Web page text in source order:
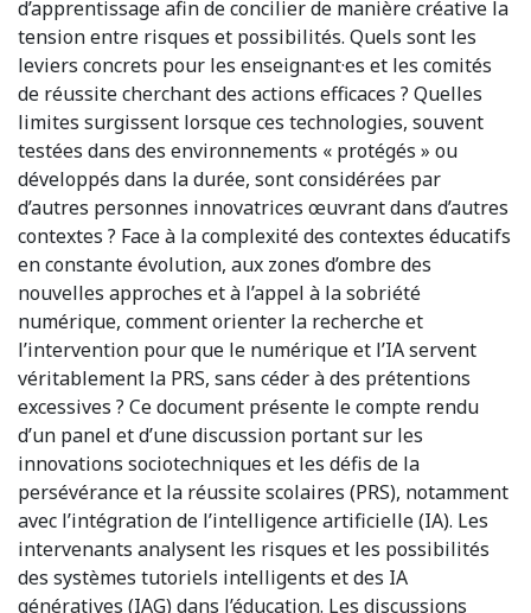
d’apprentissage afin de concilier de manière créative la
tension entre risques et possibilités. Quels sont les
leviers concrets pour les enseignant·es et les comités
de réussite cherchant des actions efficaces ? Quelles
limites surgissent lorsque ces technologies, souvent
testées dans des environnements « protégés » ou
développés dans la durée, sont considérées par
d’autres personnes innovatrices œuvrant dans d’autres
contextes ? Face à la complexité des contextes éducatifs
en constante évolution, aux zones d’ombre des
nouvelles approches et à l’appel à la sobriété
numérique, comment orienter la recherche et
l’intervention pour que le numérique et l’IA servent
véritablement la PRS, sans céder à des prétentions
excessives ? Ce document présente le compte rendu
d’un panel et d’une discussion portant sur les
innovations sociotechniques et les défis de la
persévérance et la réussite scolaires (PRS), notamment
avec l’intégration de l’intelligence artificielle (IA). Les
intervenants analysent les risques et les possibilités
des systèmes tutoriels intelligents et des IA
génératives (IAG) dans l’éducation. Les discussions